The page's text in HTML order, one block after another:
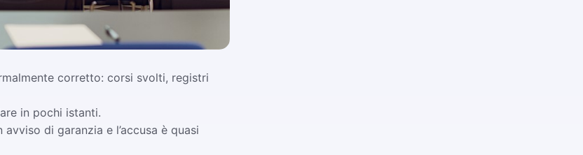
corretto: corsi svolti, registri
in pochi istanti.
di garanzia e l’accusa è quasi